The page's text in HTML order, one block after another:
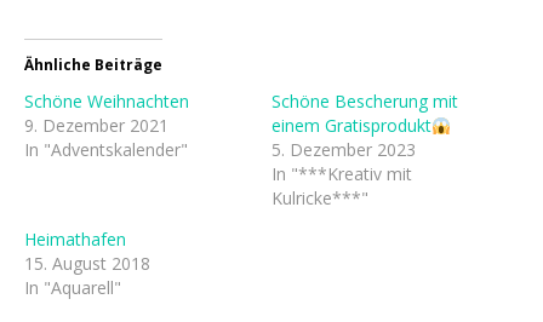
Ähnliche Beiträge
Schöne Weihnachten
9. Dezember 2021
In "Adventskalender"
Schöne Bescherung mit
einem Gratisprodukt
5. Dezember 2023
In "***Kreativ mit
Kulricke***"
Heimathafen
15. August 2018
In "Aquarell"